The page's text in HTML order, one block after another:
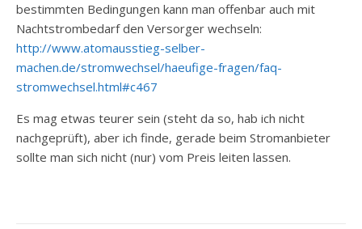
bestimmten Bedingungen kann man offenbar auch mit
Nachtstrombedarf den Versorger wechseln:
http://www.atomausstieg-selber-
machen.de/stromwechsel/haeufige-fragen/faq-
stromwechsel.html#c467
Es mag etwas teurer sein (steht da so, hab ich nicht
nachgeprüft), aber ich finde, gerade beim Stromanbieter
sollte man sich nicht (nur) vom Preis leiten lassen.